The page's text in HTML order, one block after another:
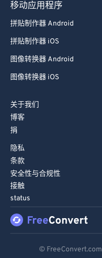
移动应用程序
拼贴制作器 Android
拼贴制作器 iOS
图像转换器 Android
图像转换器 iOS
关于我们
博客
捐
隐私
条款
安全性与合规性
接触
status
© FreeConvert.com